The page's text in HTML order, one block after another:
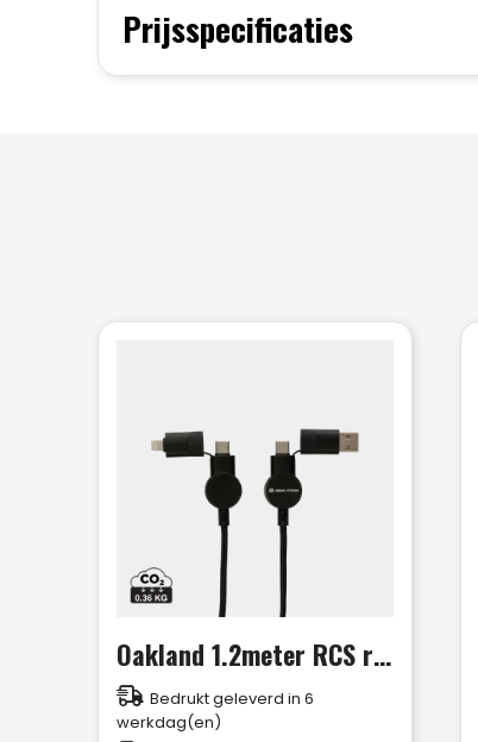
Prijsspecificaties
Oakland 1.2meter RCS rplastic 6-in-1 fast charging 45W kabel
Bedrukt geleverd in 6
werkdag(en)